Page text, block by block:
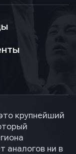
крупнейший
аналогов ни в